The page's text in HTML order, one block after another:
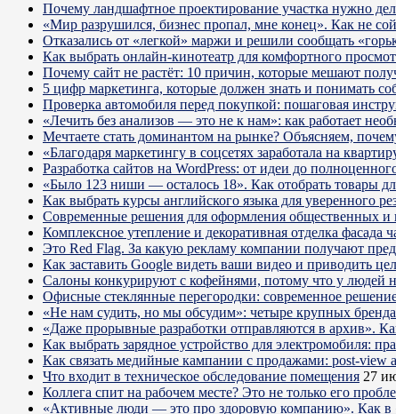
Почему ландшафтное проектирование участка нужно
«Мир разрушился, бизнес пропал, мне конец». Как не
Отказались от «легкой» маржи и решили сообщать
Как выбрать онлайн-кинотеатр для комфортного
Почему сайт не растёт: 10 причин, которые мешают
5 цифр маркетинга, которые должен знать и понимать
Проверка автомобиля перед покупкой: пошаговая
«Лечить без анализов — это не к нам»: как работает
Мечтаете стать доминантом на рынке? Объясняем,
«Благодаря маркетингу в соцсетях заработала на
Разработка сайтов на WordPress: от идеи до
«Было 123 ниши — осталось 18». Как отобрать товары
Как выбрать курсы английского языка для уверенного
Современные решения для оформления общественных и
Комплексное утепление и декоративная отделка фасада
Это Red Flag. За какую рекламу компании получают
Как заставить Google видеть ваши видео и приводить
Салоны конкурируют с кофейнями, потому что у людей
Офисные стеклянные перегородки: современное
«Не нам судить, но мы обсудим»: четыре крупных
«Даже прорывные разработки отправляются в архив».
Как выбрать зарядное устройство для электромобиля:
Как связать медийные кампании с продажами: post-view
Что входит в техническое обследование помещения 27
Коллега спит на рабочем месте? Это не только его
«Активные люди — это про здоровую компанию». Как в